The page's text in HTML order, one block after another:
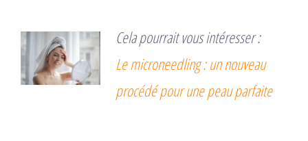
Cela pourrait vous intéresser :
Le microneedling : un nouveau
procédé pour une peau parfaite